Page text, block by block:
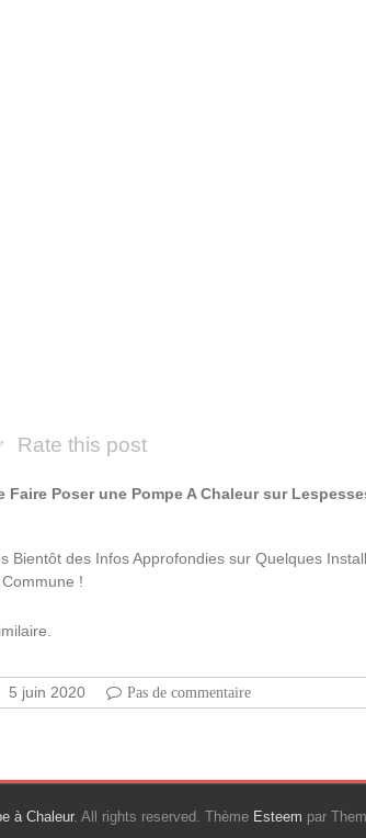
Rate this post
Faire Poser une Pompe A Chaleur sur
Bientôt des Infos Approfondies sur Quelques
!
5 juin 2020 Pas de commentaire
à Chaleur. All rights reserved. Thème Esteem par